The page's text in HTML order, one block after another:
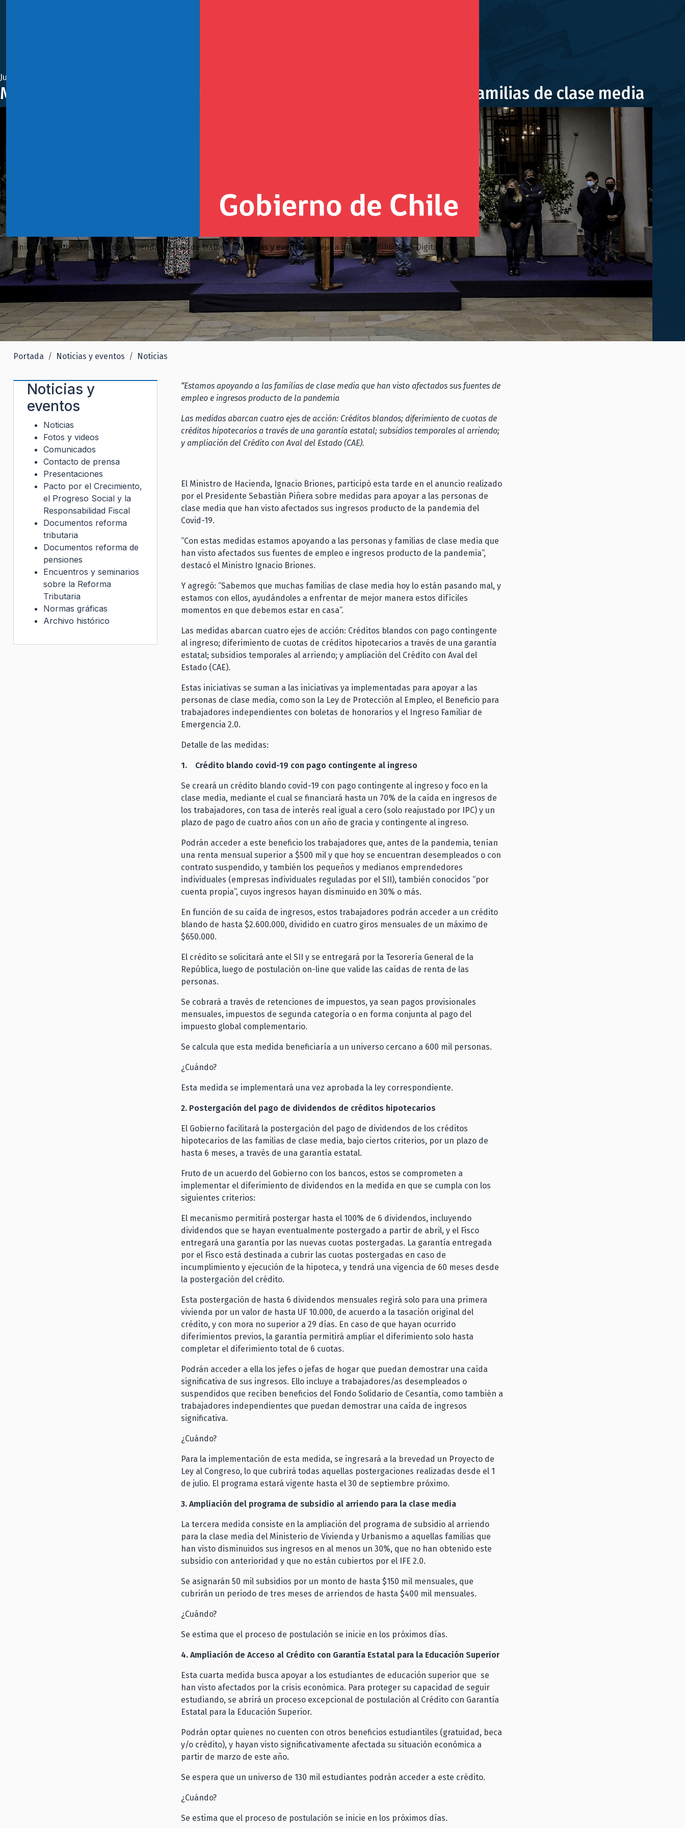
Ministerio Subsecretaría de Hacienda Áreas de trabajo Noticias y eventos Deuda pública Biblioteca Digital EN
Julio 5, 2020
Ministerio de Hacienda anuncia nuevas medidas de apoyo a las familias de clase media
Portada Noticias y eventos Noticias
“Estamos apoyando a las familias de clase media que han visto afectados sus fuentes de
empleo e ingresos producto de la pandemia
Las medidas abarcan cuatro ejes de acción: Créditos blandos; diferimiento de cuotas de
créditos hipotecarios a través de una garantía estatal; subsidios temporales al arriendo;
y ampliación del Crédito con Aval del Estado (CAE).
El Ministro de Hacienda, Ignacio Briones, participó esta tarde en el anuncio realizado
por el Presidente Sebastián Piñera sobre medidas para apoyar a las personas de
clase media que han visto afectados sus ingresos producto de la pandemia del
Covid-19.
“Con estas medidas estamos apoyando a las personas y familias de clase media que
han visto afectados sus fuentes de empleo e ingresos producto de la pandemia”,
destacó el Ministro Ignacio Briones.
Y agregó: “Sabemos que muchas familias de clase media hoy lo están pasando mal, y
estamos con ellos, ayudándoles a enfrentar de mejor manera estos difíciles
momentos en que debemos estar en casa”.
Las medidas abarcan cuatro ejes de acción: Créditos blandos con pago contingente
al ingreso; diferimiento de cuotas de créditos hipotecarios a través de una garantía
estatal; subsidios temporales al arriendo; y ampliación del Crédito con Aval del
Estado (CAE).
Estas iniciativas se suman a las iniciativas ya implementadas para apoyar a las
personas de clase media, como son la Ley de Protección al Empleo, el Beneficio para
trabajadores independientes con boletas de honorarios y el Ingreso Familiar de
Emergencia 2.0.
Detalle de las medidas:
1. Crédito blando covid-19 con pago contingente al ingreso
Se creará un crédito blando covid-19 con pago contingente al ingreso y foco en la
clase media, mediante el cual se financiará hasta un 70% de la caída en ingresos de
los trabajadores, con tasa de interés real igual a cero (solo reajustado por IPC) y un
plazo de pago de cuatro años con un año de gracia y contingente al ingreso.
Podrán acceder a este beneficio los trabajadores que, antes de la pandemia, tenían
una renta mensual superior a $500 mil y que hoy se encuentran desempleados o con
contrato suspendido, y también los pequeños y medianos emprendedores
individuales (empresas individuales reguladas por el SII), también conocidos “por
cuenta propia”, cuyos ingresos hayan disminuido en 30% o más.
En función de su caída de ingresos, estos trabajadores podrán acceder a un crédito
blando de hasta $2.600.000, dividido en cuatro giros mensuales de un máximo de
$650.000.
El crédito se solicitará ante el SII y se entregará por la Tesorería General de la
República, luego de postulación on-line que valide las caídas de renta de las
personas.
Se cobrará a través de retenciones de impuestos, ya sean pagos provisionales
mensuales, impuestos de segunda categoría o en forma conjunta al pago del
impuesto global complementario.
Se calcula que esta medida beneficiaría a un universo cercano a 600 mil personas.
¿Cuándo?
Esta medida se implementará una vez aprobada la ley correspondiente.
2. Postergación del pago de dividendos de créditos hipotecarios
El Gobierno facilitará la postergación del pago de dividendos de los créditos
hipotecarios de las familias de clase media, bajo ciertos criterios, por un plazo de
hasta 6 meses, a través de una garantía estatal.
Fruto de un acuerdo del Gobierno con los bancos, estos se comprometen a
implementar el diferimiento de dividendos en la medida en que se cumpla con los
siguientes criterios:
El mecanismo permitirá postergar hasta el 100% de 6 dividendos, incluyendo
dividendos que se hayan eventualmente postergado a partir de abril, y el Fisco
entregará una garantía por las nuevas cuotas postergadas. La garantía entregada
por el Fisco está destinada a cubrir las cuotas postergadas en caso de
incumplimiento y ejecución de la hipoteca, y tendrá una vigencia de 60 meses desde
la postergación del crédito.
Esta postergación de hasta 6 dividendos mensuales regirá solo para una primera
vivienda por un valor de hasta UF 10.000, de acuerdo a la tasación original del
crédito, y con mora no superior a 29 días. En caso de que hayan ocurrido
diferimientos previos, la garantía permitirá ampliar el diferimiento solo hasta
completar el diferimiento total de 6 cuotas.
Podrán acceder a ella los jefes o jefas de hogar que puedan demostrar una caída
significativa de sus ingresos. Ello incluye a trabajadores/as desempleados o
suspendidos que reciben beneficios del Fondo Solidario de Cesantía, como también a
trabajadores independientes que puedan demostrar una caída de ingresos
significativa.
¿Cuándo?
Para la implementación de esta medida, se ingresará a la brevedad un Proyecto de
Ley al Congreso, lo que cubrirá todas aquellas postergaciones realizadas desde el 1
de julio. El programa estará vigente hasta el 30 de septiembre próximo.
3. Ampliación del programa de subsidio al arriendo para la clase media
La tercera medida consiste en la ampliación del programa de subsidio al arriendo
para la clase media del Ministerio de Vivienda y Urbanismo a aquellas familias que
han visto disminuidos sus ingresos en al menos un 30%, que no han obtenido este
subsidio con anterioridad y que no están cubiertos por el IFE 2.0.
Se asignarán 50 mil subsidios por un monto de hasta $150 mil mensuales, que
cubrirán un periodo de tres meses de arriendos de hasta $400 mil mensuales.
¿Cuándo?
Se estima que el proceso de postulación se inicie en los próximos días.
4. Ampliación de Acceso al Crédito con Garantía Estatal para la Educación Superior
Esta cuarta medida busca apoyar a los estudiantes de educación superior que se
han visto afectados por la crisis económica. Para proteger su capacidad de seguir
estudiando, se abrirá un proceso excepcional de postulación al Crédito con Garantía
Estatal para la Educación Superior.
Podrán optar quienes no cuenten con otros beneficios estudiantiles (gratuidad, beca
y/o crédito), y hayan visto significativamente afectada su situación económica a
partir de marzo de este año.
Se espera que un universo de 130 mil estudiantes podrán acceder a este crédito.
¿Cuándo?
Se estima que el proceso de postulación se inicie en los próximos días.
Noticias y
eventos
Noticias
Fotos y videos
Comunicados
Contacto de prensa
Presentaciones
Pacto por el Crecimiento,
el Progreso Social y la
Responsabilidad Fiscal
Documentos reforma
tributaria
Documentos reforma de
pensiones
Encuentros y seminarios
sobre la Reforma
Tributaria
Normas gráficas
Archivo histórico